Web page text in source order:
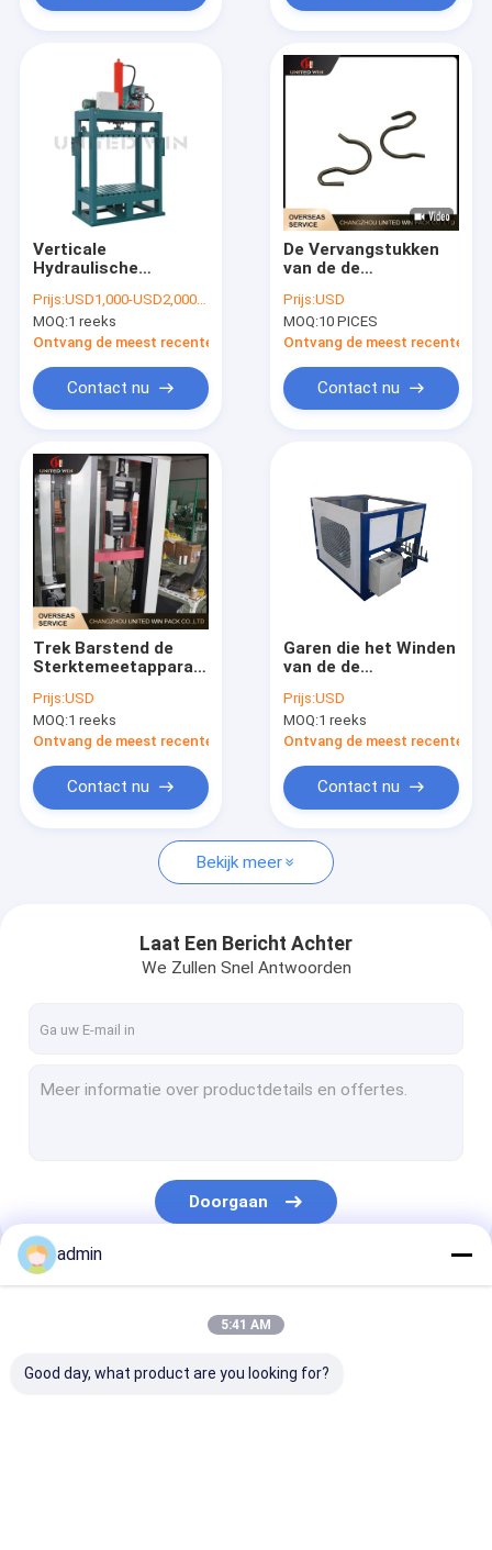
Producten
Videos
Ongeveer ons
Fabrieksreis
Contacteer ons
Nieuws
Verzoek om een Citaat
De Lijn van de banduitdrijving
Monofilament Uitdrijvingslijn
Kunstmatige Grasproductielijn
cirkelweefgetouwvervangstukken
Geteerd zeildoek die Machine maken
Verticale
Hydraulische
voor Geweven
Zakken 18.5KW
Prijs:USD1,000-USD2,000 /set
MOQ:1 reeks
Ontvang de meest recente Prijs
Contact nu
De Vervangstukken
van de de
Vlaknok/het Kleine
Cirkelweefgetouw
van de Nokkenpendel
Prijs:USD
MOQ:10 PICES
Ontvang de meest recente
Contact nu
Trek Barstend de
Sterktemeetapparaat
computercontrole
voor Geotextiles
500mm
Prijs:USD
MOQ:1 reeks
Ontvang de meest recente Prijs
Contact nu
Garen die het Winden
van de de
van de
Machineextruder de
Controlesnelheid
Prijs:USD
MOQ:1 reeks
Ontvang de meest recente
Contact nu
Bekijk meer
Laat Een Bericht Achter
We Zullen Snel Antwoorden
Doorgaan
Onze Categorieën
admin
5:41 AM
Good day, what product are you looking for?